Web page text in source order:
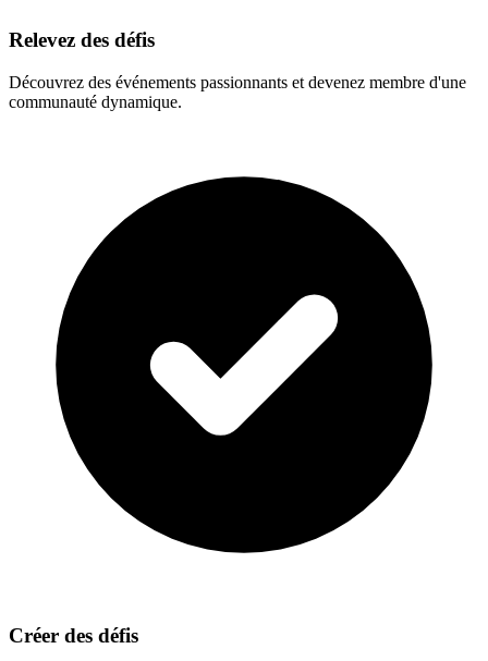
Relevez des défis
Découvrez des événements passionnants et devenez membre d'une
communauté dynamique.
Créer des défis